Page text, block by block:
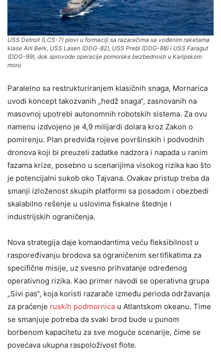
USS Detroit (LCS-7) plovi u formaciji sa razaračima sa vođenim raketama
klase Arli Berk, USS Lasen (DDG-82), USS Prebl (DDG-88) i USS Faragut
(DDG-99), dok sprovode operacije pomorske bezbednosti u Karipskom
moru
Paralelno sa restrukturiranjem klasičnih snaga, Mornarica
uvodi koncept takozvanih „hedž snaga“, zasnovanih na
masovnoj upotrebi autonomnih robotskih sistema. Za ovu
namenu izdvojeno je 4,9 milijardi dolara kroz Zakon o
pomirenju. Plan predviđa rojeve površinskih i podvodnih
dronova koji bi preuzeli zadatke nadzora i napada u ranim
fazama krize, posebno u scenarijima visokog rizika kao što
je potencijalni sukob oko Tajvana. Ovakav pristup treba da
smanji izloženost skupih platformi sa posadom i obezbedi
skalabilno rešenje u uslovima fiskalne štednje i
industrijskih ograničenja.
Nova strategija daje komandantima veću fleksibilnost u
raspoređivanju brodova sa ograničenim sertifikatima za
specifične misije, uz svesno prihvatanje određenog
operativnog rizika. Kao primer navodi se operativna grupa
„Sivi pas“, koja koristi razarače između perioda održavanja
za praćenje ruskih podmornica u Atlantskom okeanu. Time
se smanjuje potreba da svaki brod bude u punom
borbenom kapacitetu za sve moguće scenarije, čime se
povećava ukupna raspoloživost flote.